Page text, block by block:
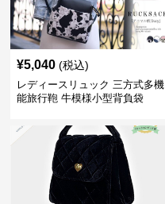
¥5,040 (税込)
レディースリュック 三方式多機
能旅行鞄 牛模様小型背負袋